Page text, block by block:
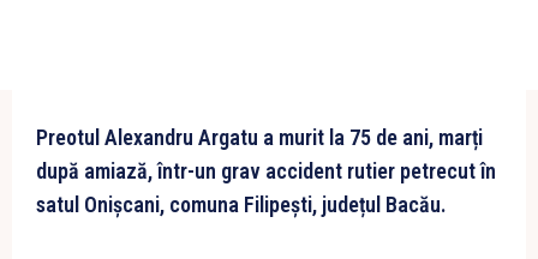
Preotul Alexandru Argatu a murit la 75 de ani, marți
după amiază, într-un grav accident rutier petrecut în
satul Onișcani, comuna Filipești, județul Bacău.